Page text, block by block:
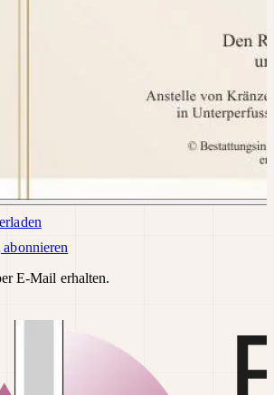
E-Mail erhalten.